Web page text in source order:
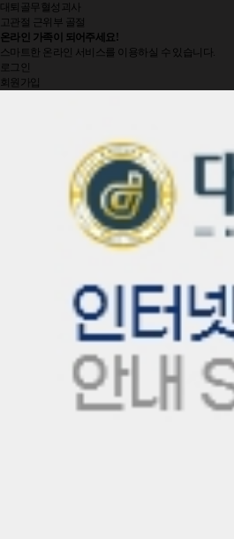
대퇴골무혈성괴사
고관절 근위부 골절
온라인 가족이 되어주세요!
스마트한 온라인 서비스를 이용하실 수 있습니다.
로그인
회원가입